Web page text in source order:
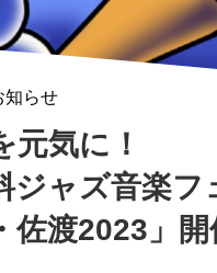
知らせ
元気に！
ジャズ音楽フ
佐渡2023」開